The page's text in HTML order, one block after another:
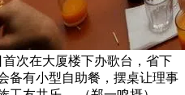
次在大厦楼下办歌台，省下
备有小型自助餐，摆桌让理事